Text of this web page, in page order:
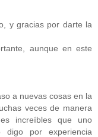
y gracias por darte la
aunque en este
a nuevas cosas en la
veces de manera
increíbles que uno
digo por experiencia